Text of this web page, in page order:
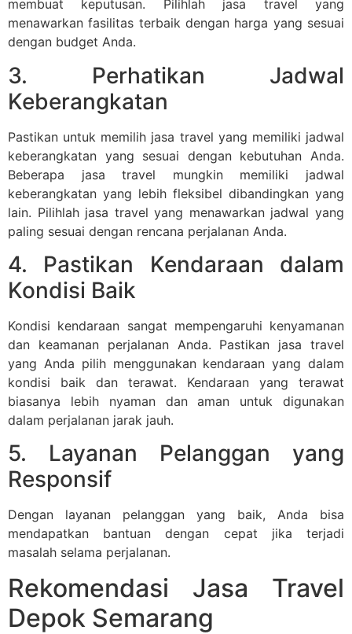
membuat keputusan. Pilihlah jasa travel yang
menawarkan fasilitas terbaik dengan harga yang sesuai
dengan budget Anda.
3. Perhatikan Jadwal
Keberangkatan
Pastikan untuk memilih jasa travel yang memiliki jadwal
keberangkatan yang sesuai dengan kebutuhan Anda.
Beberapa jasa travel mungkin memiliki jadwal
keberangkatan yang lebih fleksibel dibandingkan yang
lain. Pilihlah jasa travel yang menawarkan jadwal yang
paling sesuai dengan rencana perjalanan Anda.
4. Pastikan Kendaraan dalam
Kondisi Baik
Kondisi kendaraan sangat mempengaruhi kenyamanan
dan keamanan perjalanan Anda. Pastikan jasa travel
yang Anda pilih menggunakan kendaraan yang dalam
kondisi baik dan terawat. Kendaraan yang terawat
biasanya lebih nyaman dan aman untuk digunakan
dalam perjalanan jarak jauh.
5. Layanan Pelanggan yang
Responsif
Dengan layanan pelanggan yang baik, Anda bisa
mendapatkan bantuan dengan cepat jika terjadi
masalah selama perjalanan.
Rekomendasi Jasa Travel
Depok Semarang